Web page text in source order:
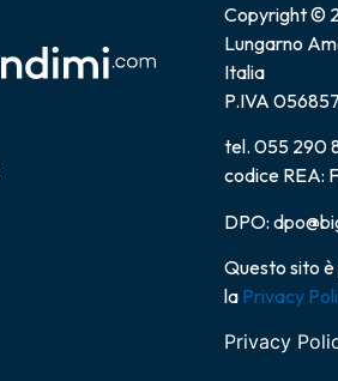
Copyright ©
Lungarno
Italia
P.IVA
tel. 055 290
codice REA:
DPO:
Questo sito
la Privacy
Privacy